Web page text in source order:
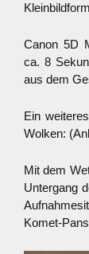
Canon 5D
ca. 8
aus dem
Ein
Wolken:
Mit dem
Untergang
Komet-